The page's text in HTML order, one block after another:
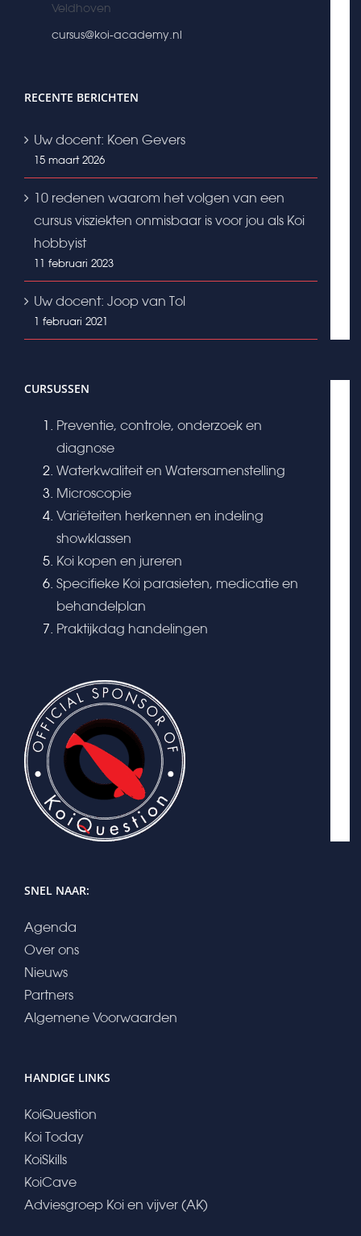
Veldhoven
cursus@koi-academy.nl
RECENTE BERICHTEN
Uw docent: Koen Gevers
15 maart 2026
10 redenen waarom het volgen van een
cursus visziekten onmisbaar is voor jou als Koi
hobbyist
11 februari 2023
Uw docent: Joop van Tol
1 februari 2021
CURSUSSEN
Preventie, controle, onderzoek en
diagnose
Waterkwaliteit en Watersamenstelling
Microscopie
Variëteiten herkennen en indeling
showklassen
Koi kopen en jureren
Specifieke Koi parasieten, medicatie en
behandelplan
Praktijkdag handelingen
SNEL NAAR:
Agenda
Over ons
Nieuws
Partners
Algemene Voorwaarden
HANDIGE LINKS
KoiQuestion
Koi Today
KoiSkills
KoiCave
Adviesgroep Koi en vijver (AK)